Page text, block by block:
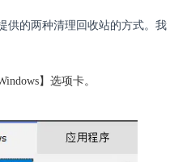
供的两种清理回收站的方式。我
】选项卡。